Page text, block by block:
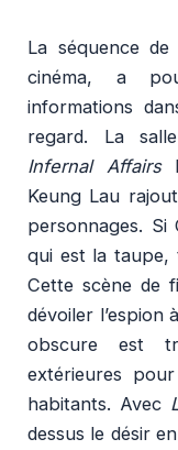
La séquence
cinéma, a
informations
regard. La
Infernal Affairs
Keung Lau
personnages. Si
qui est la taupe,
Cette scène de
dévoiler l’espion
obscure est
extérieures
habitants. Avec
dessus le désir